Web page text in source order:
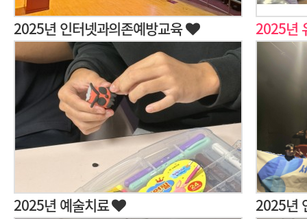
2025년 인터넷과의존예방교육 2025년
2025년 예술치료 2025년